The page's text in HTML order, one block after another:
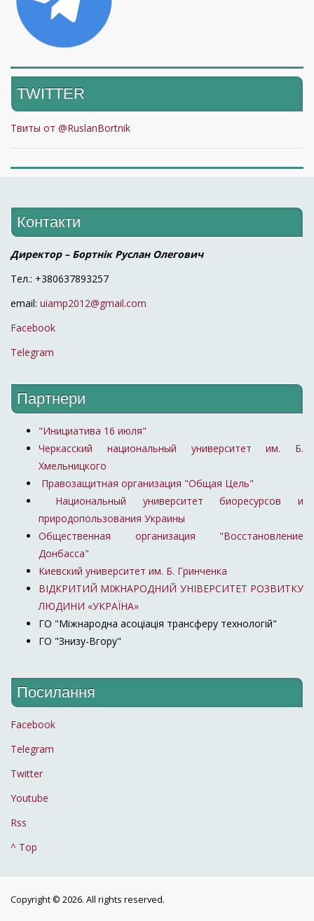
TWITTER
Твиты от @RuslanBortnik
Контакти
Директор – Бортнік Руслан Олегович
Тел.: +380637893257
email: uiamp2012@gmail.com
Facebook
Telegram
Партнери
"Инициатива 16 июля"
Черкасский национальный университет им. Б.
Хмельницкого
Правозащитная организация "Общая Цель"
Национальный университет биоресурсов и
природопользования Украины
Общественная организация "Восстановление
Донбасса"
Киевский университет им. Б. Гринченка
ВІДКРИТИЙ МІЖНАРОДНИЙ УНІВЕРСИТЕТ РОЗВИТКУ
ЛЮДИНИ «УКРАЇНА»
ГО "Міжнародна асоціація трансферу технологій"
ГО "Знизу-Вгору"
Посилання
Facebook
Telegram
Twitter
Youtube
Rss
^ Top
Copyright © 2026. All rights reserved.